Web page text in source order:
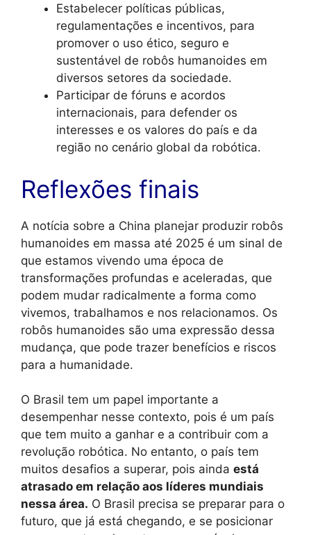
Estabelecer políticas públicas,
regulamentações e incentivos, para
promover o uso ético, seguro e
sustentável de robôs humanoides em
diversos setores da sociedade.
Participar de fóruns e acordos
internacionais, para defender os
interesses e os valores do país e da
região no cenário global da robótica.
Reflexões finais
A notícia sobre a China planejar produzir robôs
humanoides em massa até 2025 é um sinal de
que estamos vivendo uma época de
transformações profundas e aceleradas, que
podem mudar radicalmente a forma como
vivemos, trabalhamos e nos relacionamos. Os
robôs humanoides são uma expressão dessa
mudança, que pode trazer benefícios e riscos
para a humanidade.
O Brasil tem um papel importante a
desempenhar nesse contexto, pois é um país
que tem muito a ganhar e a contribuir com a
revolução robótica. No entanto, o país tem
muitos desafios a superar, pois ainda está
atrasado em relação aos líderes mundiais
nessa área. O Brasil precisa se preparar para o
futuro, que já está chegando, e se posicionar